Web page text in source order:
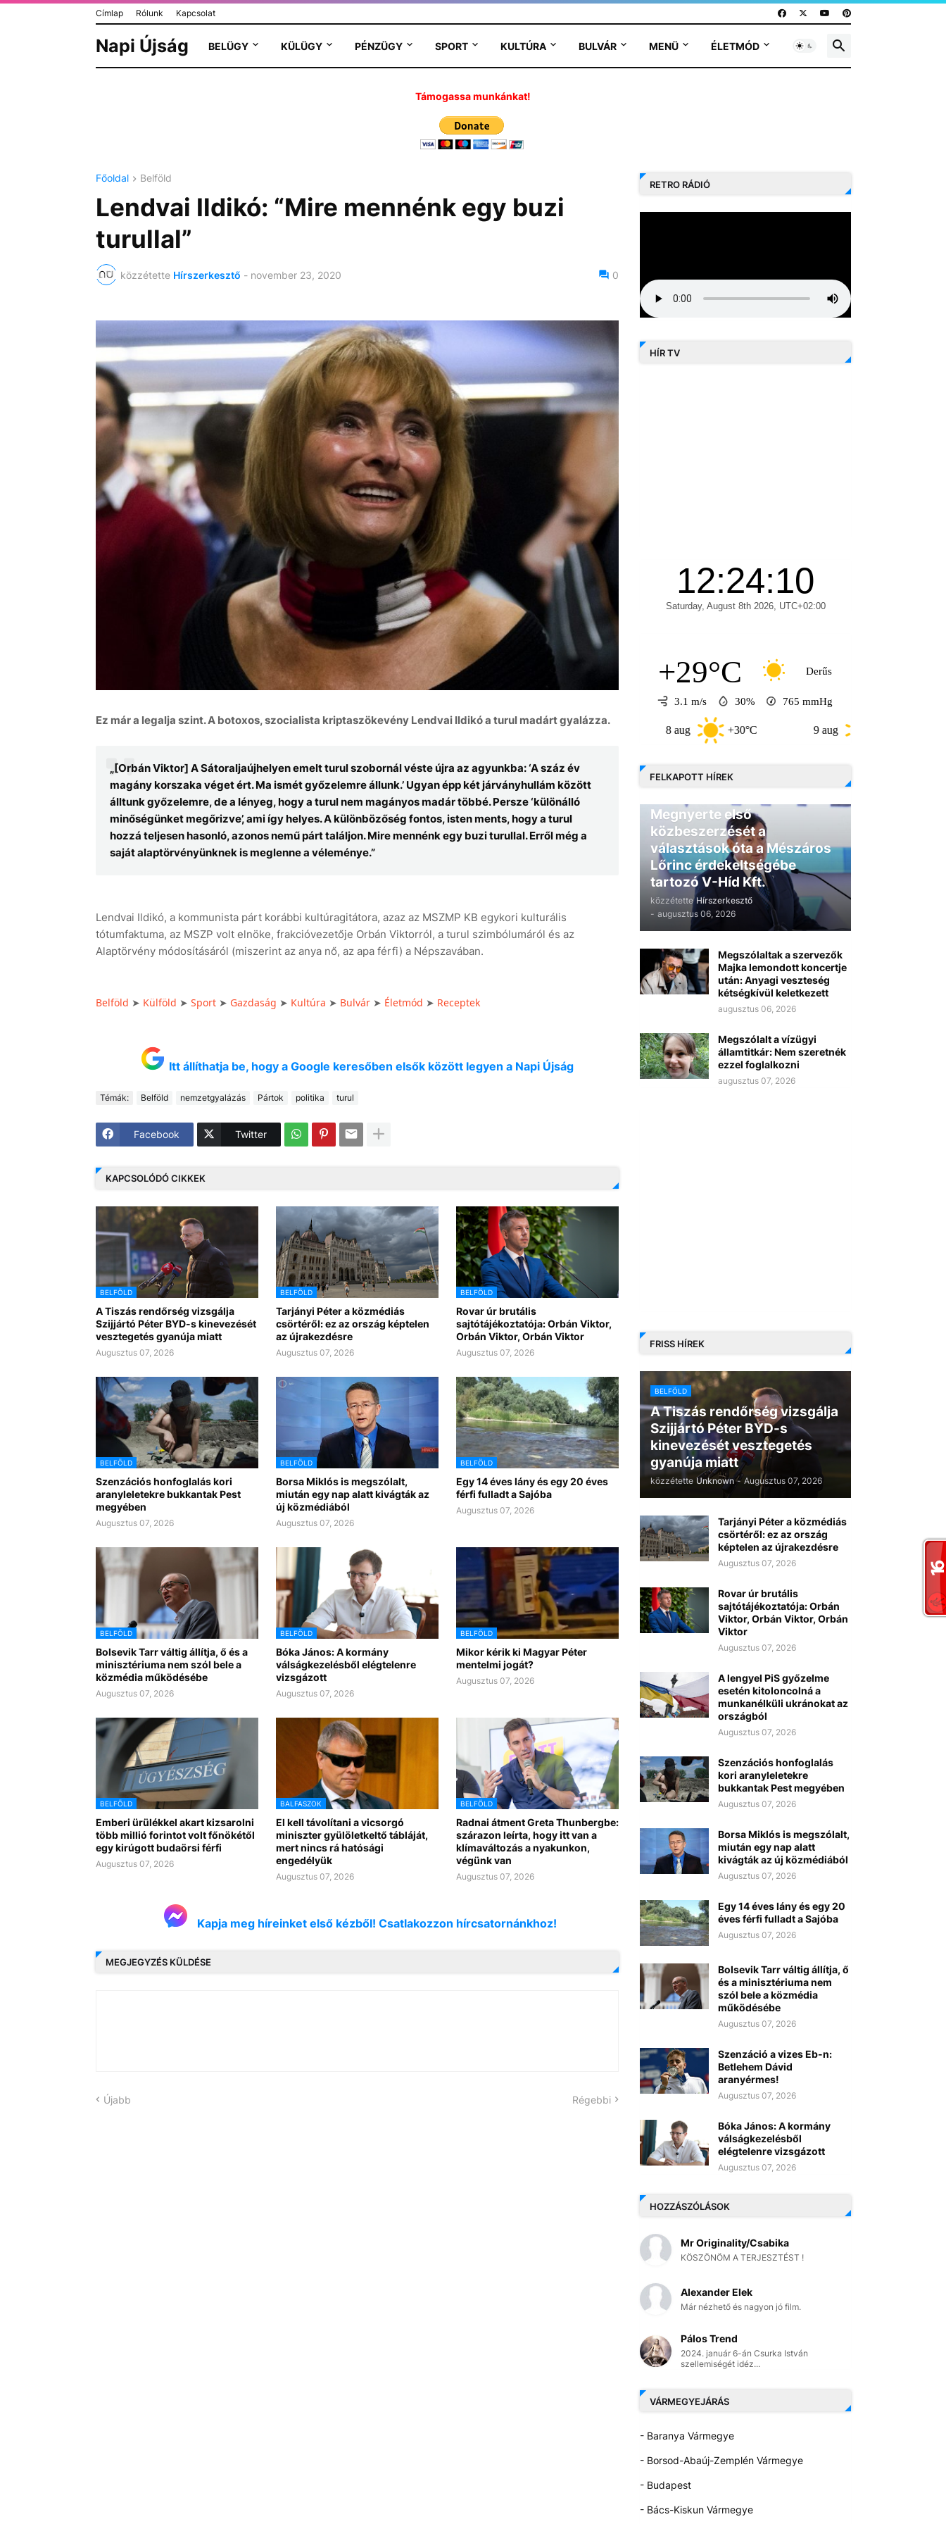
Címlap Rólunk Kapcsolat
Napi Újság BELÜGY KÜLÜGY PÉNZÜGY SPORT KULTÚRA BULVÁR MENÜ ÉLETMÓD
Támogassa munkánkat!
Főoldal Belföld
Lendvai Ildikó: “Mire mennénk egy buzi
turullal”
közzétette Hírszerkesztő - november 23, 2020 0
Ez már a legalja szint. A botoxos, szocialista kriptaszökevény Lendvai Ildikó a turul madárt gyalázza.
„[Orbán Viktor] A Sátoraljaújhelyen emelt turul szobornál véste újra az agyunkba: ‘A száz év
magány korszaka véget ért. Ma ismét győzelemre állunk.’ Ugyan épp két járványhullám között
álltunk győzelemre, de a lényeg, hogy a turul nem magányos madár többé. Persze ‘különálló
minőségünket megőrizve’, ami így helyes. A különbözőség fontos, isten ments, hogy a turul
hozzá teljesen hasonló, azonos nemű párt találjon. Mire mennénk egy buzi turullal. Erről még a
saját alaptörvényünknek is meglenne a véleménye.”
Lendvai Ildikó, a kommunista párt korábbi kultúragitátora, azaz az MSZMP KB egykori kulturális
tótumfaktuma, az MSZP volt elnöke, frakcióvezetője Orbán Viktorról, a turul szimbólumáról és az
Alaptörvény módosításáról (miszerint az anya nő, az apa férfi) a Népszavában.
Belföld ➤ Külföld ➤ Sport➤ Gazdaság ➤ Kultúra ➤ Bulvár➤ Életmód ➤ Receptek
Itt állíthatja be, hogy a Google keresőben elsők között legyen a Napi Újság
Témák: Belföld nemzetgyalázás Pártok politika turul
Facebook Twitter
KAPCSOLÓDÓ CIKKEK
BELFÖLD
A Tiszás rendőrség vizsgálja
Szijjártó Péter BYD-s kinevezését
vesztegetés gyanúja miatt
Augusztus 07, 2026
BELFÖLD
Tarjányi Péter a közmédiás
csörtéről: ez az ország képtelen
az újrakezdésre
Augusztus 07, 2026
BELFÖLD
Rovar úr brutális
sajtótájékoztatója: Orbán Viktor,
Orbán Viktor, Orbán Viktor
Augusztus 07, 2026
BELFÖLD
Szenzációs honfoglalás kori
aranyleletekre bukkantak Pest
megyében
Augusztus 07, 2026
BELFÖLD
Borsa Miklós is megszólalt,
miután egy nap alatt kivágták az
új közmédiából
Augusztus 07, 2026
BELFÖLD
Egy 14 éves lány és egy 20 éves
férfi fulladt a Sajóba
Augusztus 07, 2026
BELFÖLD
Bolsevik Tarr váltig állítja, ő és a
minisztériuma nem szól bele a
közmédia működésébe
Augusztus 07, 2026
BELFÖLD
Bóka János: A kormány
válságkezelésből elégtelenre
vizsgázott
Augusztus 07, 2026
BELFÖLD
Mikor kérik ki Magyar Péter
mentelmi jogát?
Augusztus 07, 2026
BELFÖLD
Emberi ürülékkel akart kizsarolni
több millió forintot volt főnökétől
egy kirúgott budaörsi férfi
Augusztus 07, 2026
BALFASZOK
El kell távolítani a vicsorgó
miniszter gyülöletkeltő tábláját,
mert nincs rá hatósági
engedélyük
Augusztus 07, 2026
BELFÖLD
Radnai átment Greta Thunbergbe:
szárazon leírta, hogy itt van a
klímaváltozás a nyakunkon,
végünk van
Augusztus 07, 2026
Kapja meg híreinket első kézből! Csatlakozzon hírcsatornánkhoz!
MEGJEGYZÉS KÜLDÉSE
Újabb Régebbi
RETRO RÁDIÓ
HÍR TV
+29°C Derűs
3.1 m/s 30% 765 mmHg
+30°C +30°C
FELKAPOTT HÍREK
Megnyerte első
közbeszerzését a
választások óta a Mészáros
Lőrinc érdekeltségébe
tartozó V-Híd Kft.
közzétette Hírszerkesztő
- augusztus 06, 2026
Megszólaltak a szervezők
Majka lemondott koncertje
után: Anyagi veszteség
kétségkívül keletkezett
augusztus 06, 2026
Megszólalt a vízügyi
államtitkár: Nem szeretnék
ezzel foglalkozni
augusztus 07, 2026
FRISS HÍREK
BELFÖLD
A Tiszás rendőrség vizsgálja
Szijjártó Péter BYD-s
kinevezését vesztegetés
gyanúja miatt
közzétette Unknown - Augusztus 07, 2026
Tarjányi Péter a közmédiás
csörtéről: ez az ország
képtelen az újrakezdésre
Augusztus 07, 2026
Rovar úr brutális
sajtótájékoztatója: Orbán
Viktor, Orbán Viktor, Orbán
Viktor
Augusztus 07, 2026
A lengyel PiS győzelme
esetén kitoloncolná a
munkanélküli ukránokat az
országból
Augusztus 07, 2026
Szenzációs honfoglalás
kori aranyleletekre
bukkantak Pest megyében
Augusztus 07, 2026
Borsa Miklós is megszólalt,
miután egy nap alatt
kivágták az új közmédiából
Augusztus 07, 2026
Egy 14 éves lány és egy 20
éves férfi fulladt a Sajóba
Augusztus 07, 2026
Bolsevik Tarr váltig állítja, ő
és a minisztériuma nem
szól bele a közmédia
működésébe
Augusztus 07, 2026
Szenzáció a vizes Eb-n:
Betlehem Dávid
aranyérmes!
Augusztus 07, 2026
Bóka János: A kormány
válságkezelésből
elégtelenre vizsgázott
Augusztus 07, 2026
HOZZÁSZÓLÁSOK
Mr Originality/Csabika
KÖSZÖNÖM A TERJESZTÉST !
Alexander Elek
Már nézhető és nagyon jó film.
Pálos Trend
2024. január 6-án Csurka István
szellemiségét idéz...
VÁRMEGYEJÁRÁS
- Baranya Vármegye
- Borsod-Abaúj-Zemplén Vármegye
- Budapest
- Bács-Kiskun Vármegye